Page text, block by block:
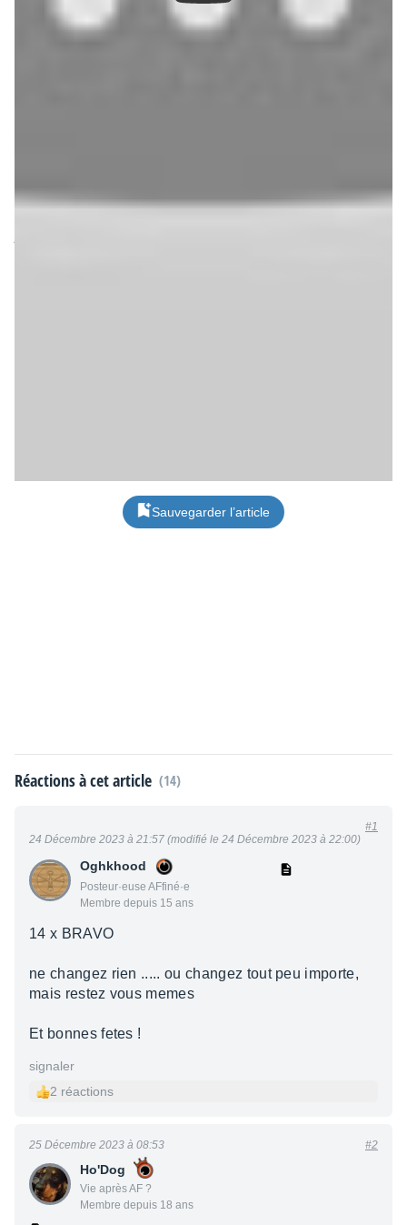
sociaux : les quatorze qui font en sorte que tourne la
Sauvegarder l’article
Réactions à cet article (14)
Oghkhood
Posteur·euse AFfiné·e
Membre depuis 15 ans
24 Décembre 2023 à 21:57 (modifié le 24 Décembre 2023 à 22:00)
#1
14 x BRAVO
ne changez rien ..... ou changez tout peu importe,
mais restez vous memes
Et bonnes fetes !
signaler
2 réactions
Ho'Dog
Vie après AF ?
Membre depuis 18 ans
25 Décembre 2023 à 08:53 #2